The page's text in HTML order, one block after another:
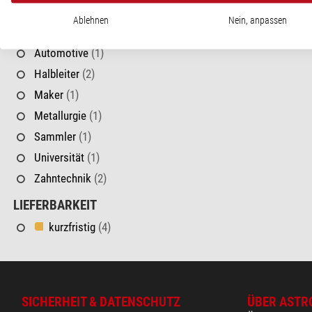
Industrie(3)
Automotive(1)
Halbleiter (2)
Maker (1)
Metallurgie (1)
Sammler (1)
Universität (1)
Zahntechnik (2)
LIEFERBARKEIT
kurzfristig (4)
SICHERHEIT & DATENSCHUTZ ÜBER
Ablehnen Nein, anpassen